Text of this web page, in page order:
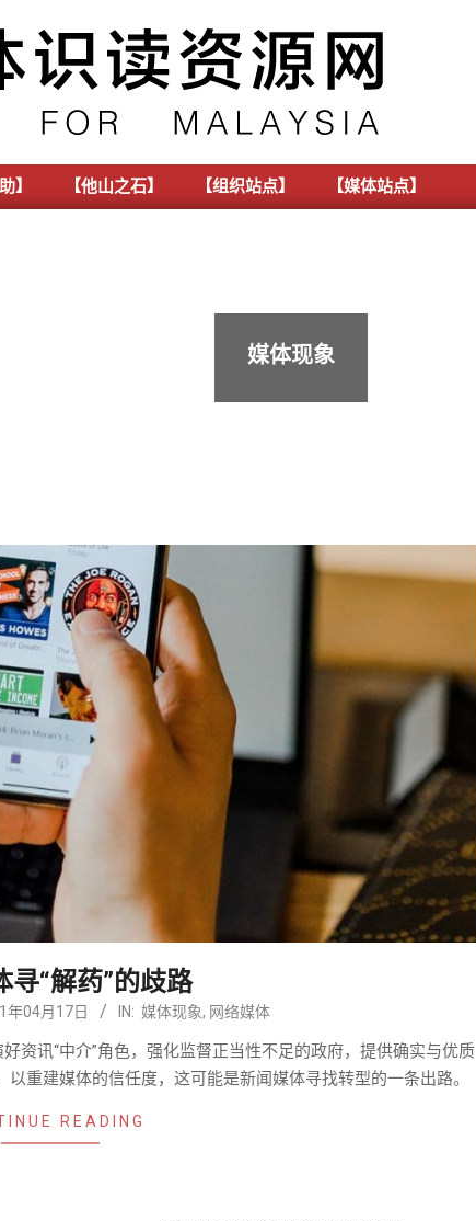
】 【他山之石】 【组织站点】 【媒体站点】
媒体现象
寻“解药”的歧路
年04月17日 IN: 媒体现象, 网络媒体
资讯“中介”角色，强化监督正当性不足的政府，提供确实与优质
重建媒体的信任度，这可能是新闻媒体寻找转型的一条出路。
READING